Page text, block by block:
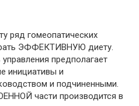
ряд гомеопатических
ЭФФЕКТИВНУЮ диету.
предполагает
инициативы и
и подчиненными.
части производится в